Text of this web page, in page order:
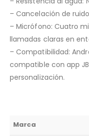
– Cancelación de
– Micrófono: Cuatro
llamadas claras en
– Compatibilidad:
compatible con app
personalización.
Marca